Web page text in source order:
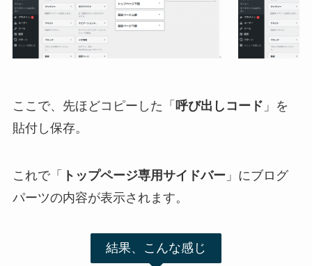
ここで、先ほどコピーした「 呼び出しコード 」を
貼付し保存。
これで「 トップページ専用サイドバー 」にブログ
パーツの内容が表示されます。
結果、こんな感じ